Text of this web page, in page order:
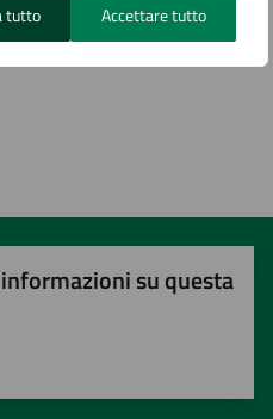
tutto Accettare tutto
su questa
su 5
5